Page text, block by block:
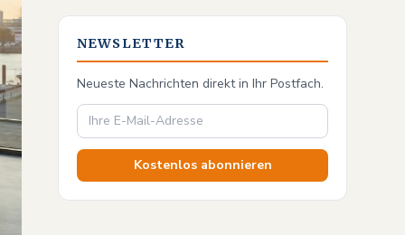
NEWSLETTER
Neueste Nachrichten direkt in Ihr Postfach.
Kostenlos abonnieren